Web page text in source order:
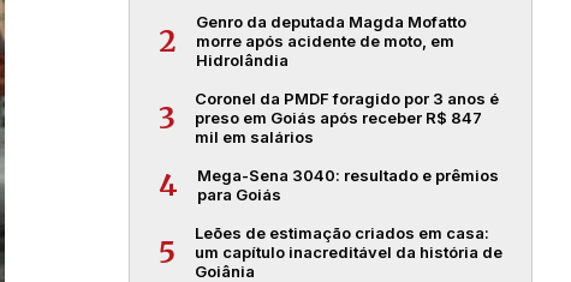
2
Genro da deputada Magda Mofatto
morre após acidente de moto, em
Hidrolândia
3
Coronel da PMDF foragido por 3 anos é
preso em Goiás após receber R$ 847
mil em salários
4
Mega-Sena 3040: resultado e prêmios
para Goiás
5
Leões de estimação criados em casa:
um capítulo inacreditável da história de
Goiânia